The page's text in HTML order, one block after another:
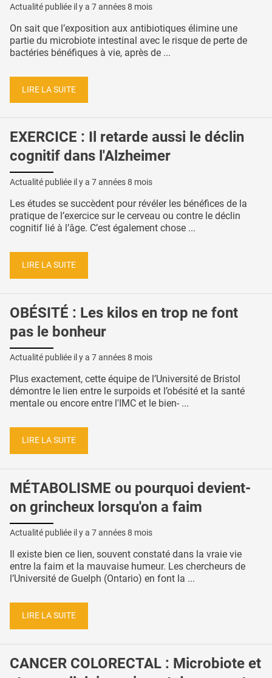
Actualité publiée il y a 7 années 8 mois
On sait que l’exposition aux antibiotiques élimine une
partie du microbiote intestinal avec le risque de perte de
bactéries bénéfiques à vie, après de ...
LIRE LA SUITE
EXERCICE : Il retarde aussi le déclin
cognitif dans l'Alzheimer
Actualité publiée il y a 7 années 8 mois
Les études se succèdent pour révéler les bénéfices de la
pratique de l’exercice sur le cerveau ou contre le déclin
cognitif lié à l’âge. C’est également chose ...
LIRE LA SUITE
OBÉSITÉ : Les kilos en trop ne font
pas le bonheur
Actualité publiée il y a 7 années 8 mois
Plus exactement, cette équipe de l’Université de Bristol
démontre le lien entre le surpoids et l’obésité et la santé
mentale ou encore entre l'IMC et le bien- ...
LIRE LA SUITE
MÉTABOLISME ou pourquoi devient-
on grincheux lorsqu'on a faim
Actualité publiée il y a 7 années 8 mois
Il existe bien ce lien, souvent constaté dans la vraie vie
entre la faim et la mauvaise humeur. Les chercheurs de
l’Université de Guelph (Ontario) en font la ...
LIRE LA SUITE
CANCER COLORECTAL : Microbiote et